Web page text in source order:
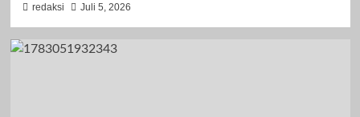
redaksi Juli 5, 2026